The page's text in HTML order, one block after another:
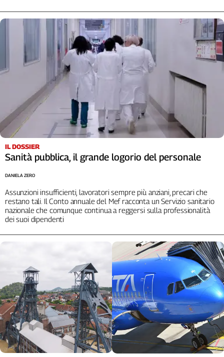
L'Italia
nel
Adige
Basilicata
Calabria
Campania
Emilia-
Friuli
Venezia
Giulia
Lazio
Piemonte
Puglia
Sardegna
Sicilia
Toscana
Trentino
Umbria
IL DOSSIER
Sanità pubblica, il grande logorio del personale
Assunzioni insufficienti, lavoratori sempre più anziani, precari che
restano tali. Il Conto annuale del Mef racconta un Servizio sanitario
nazionale che comunque continua a reggersi sulla professionalità
dei suoi dipendenti
DANIELA ZERO